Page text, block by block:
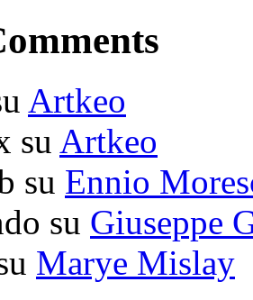
Artkeo
su Artkeo
su Ennio
su Giuseppe
Marye Mislay